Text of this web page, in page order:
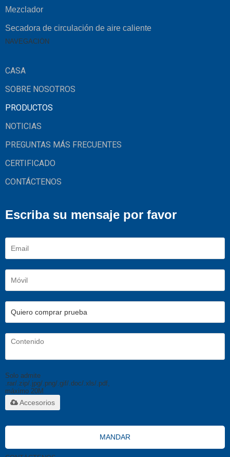
Mezclador
Secadora de circulación de aire caliente
NAVEGACIÓN
CASA
SOBRE NOSOTROS
PRODUCTOS
NOTICIAS
PREGUNTAS MÁS FRECUENTES
CERTIFICADO
CONTÁCTENOS
Escriba su mensaje por favor
Solo admite
.rar/.zip/.jpg/.png/.gif/.doc/.xls/.pdf,
máximo 20M
Accesorios
MANDAR